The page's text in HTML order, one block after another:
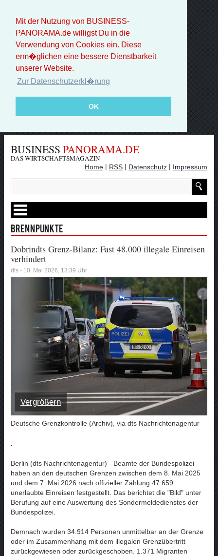
Mit der Nutzung von BUSINESS-
PANORAMA.de willigst Du in die
Verwendung von Cookies ein. Diese
erm�glichen eine bessere Dienstbarkeit
unserer Website.
Zur Datenschutzerkl�rung
OK
BUSINESS PANORAMA.DE
DAS WIRTSCHAFTSMAGAZIN
Home | RSS | Datenschutz | Impressum
Brennpunkte
Dobrindts Grenz-Bilanz: Fast 48.000 illegale Einreisen
verhindert
dts - 10. Mai 2026, 13:39 Uhr
Vergrößern
Deutsche Grenzkontrolle (Archiv), via dts Nachrichtenagentur
.
Berlin (dts Nachrichtenagentur) - Beamte der Bundespolizei
haben an den deutschen Grenzen zwischen dem 8. Mai 2025
und dem 7. Mai 2026 nach offizieller Zählung 47.659
unerlaubte Einreisen festgestellt. Das berichtet die "Bild" unter
Berufung auf eine Auswertung des Sondermeldedienstes der
Bundespolizei.
Demnach wurden 34.914 Personen unmittelbar an der Grenze
oder im Zusammenhang mit dem illegalen Grenzübertritt
zurückgewiesen oder zurückgeschoben. 1.371 Migranten